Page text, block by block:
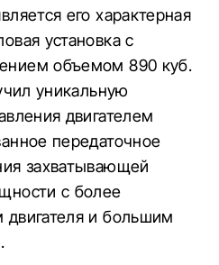
его характерная
установка с
объемом 890 куб.
уникальную
двигателем
передаточное
захватывающей
с более
и большим